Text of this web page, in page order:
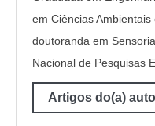
em Ciências
doutoranda em
Nacional de Pesquisas
Artigos do(a)